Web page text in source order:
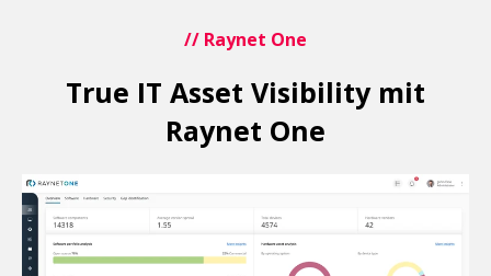
// Raynet One
True IT Asset Visibility mit
Raynet One